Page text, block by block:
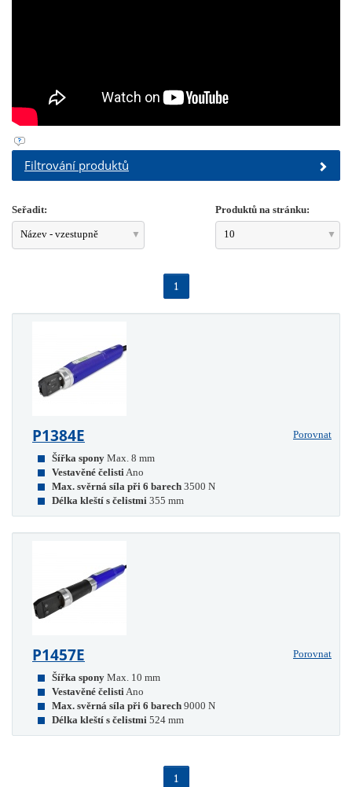
Filtrování produktů
Seřadit:
Název - vzestupně
Produktů na stránku:
10
1
P1384E
Porovnat
Šířka spony Max. 8 mm
Vestavěné čelistiAno
Max. svěrná síla při 6 barech 3500 N
Délka kleští s čelistmi 355 mm
P1457E
Porovnat
Šířka spony Max. 10 mm
Vestavěné čelistiAno
Max. svěrná síla při 6 barech 9000 N
Délka kleští s čelistmi 524 mm
1